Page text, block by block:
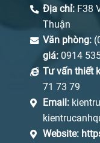
Địa chỉ:F38
Thuận
Văn phòng:
giá: 0914
Tư vấn thiết
71 73 79
Email:
Website: